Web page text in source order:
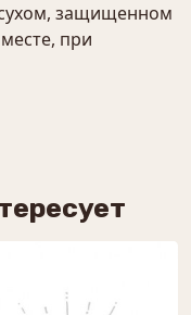
сухом, защищенном
при